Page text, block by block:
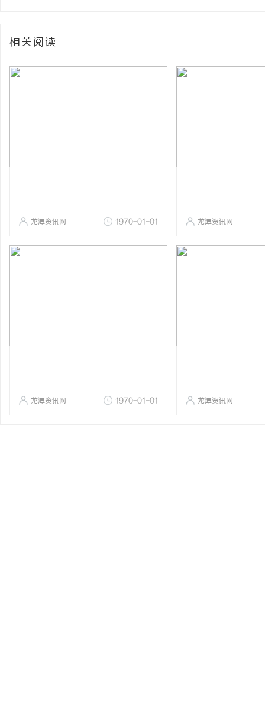
相关阅读
龙潭资讯网 1970-01-01 龙潭资讯网
龙潭资讯网 1970-01-01 龙潭资讯网